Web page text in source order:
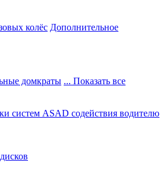
колёс Дополнительное
домкраты ... Показать все
систем ASAD содействия водителю